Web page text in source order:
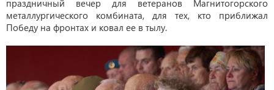
праздничный вечер для ветеранов Магнитогорского
металлургического комбината, для тех, кто приближал
Победу на фронтах и ковал ее в тылу.